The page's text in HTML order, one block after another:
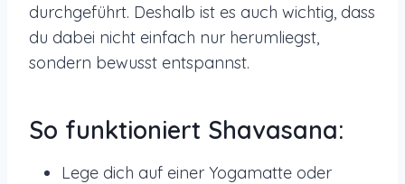
durchgeführt. Deshalb ist es auch wichtig, dass
du dabei nicht einfach nur herumliegst,
sondern bewusst entspannst.
So funktioniert Shavasana:
Lege dich auf einer Yogamatte oder